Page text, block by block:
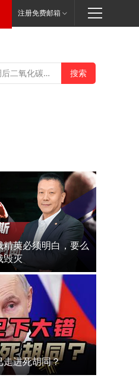
注册免费邮箱
英必须明白，要么
毁灭
走进死胡同？